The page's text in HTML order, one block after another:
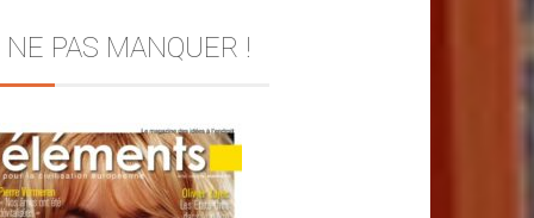
NE PAS MANQUER !